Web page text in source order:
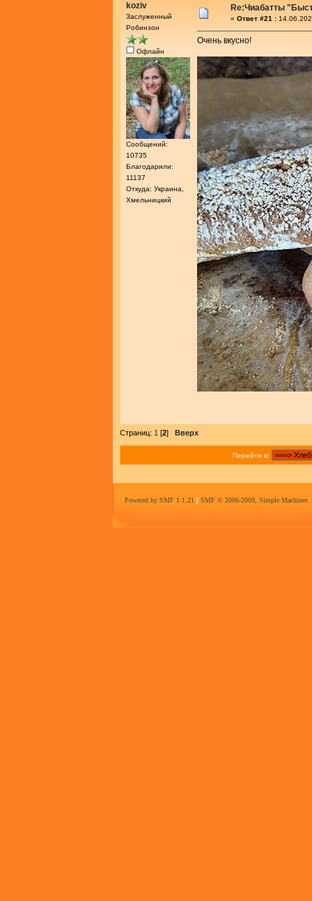
koziv
Заслуженный
Робинзон
Офлайн
Сообщений:
10735
Благодарили:
11137
Откуда: Украина,
Хмельницкий
Re:Чиабатты
« Ответ #21 :
Очень вкусно!
Страниц: 1 [2] Вверх
Перейти в:
Powered by SMF 1.1.21 | SMF © 2006-2009, Simple Machines